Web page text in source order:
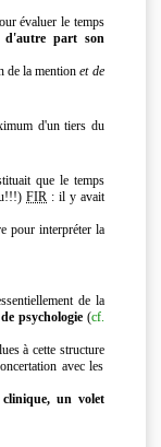
évaluer le temps
d'autre part son
de la mentionet de
d'un tiers du
que le temps
FIR : il y avait
pour interpréter la
de la
psychologie(cf.
à cette structure
avec les
un volet